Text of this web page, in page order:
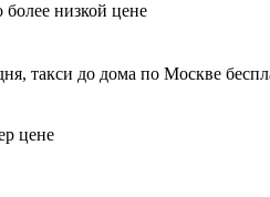
более низкой цене
такси до дома по Москве
цене